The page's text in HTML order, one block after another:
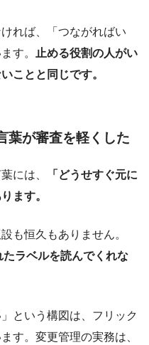
れば、「つながればい
す。
止める役割の人がい
ことと同じです。
葉が審査を軽くした
には、
「どうせすぐ元に
ます。
も恒久もありません。
ラベルを読んでくれな
という構図は、フリック
す。変更管理の実務は、